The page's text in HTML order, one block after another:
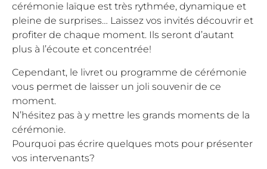
cérémonie laïque est très rythmée, dynamique et
pleine de surprises… Laissez vos invités découvrir et
profiter de chaque moment. Ils seront d’autant
plus à l’écoute et concentrée!
Cependant, le livret ou programme de cérémonie
vous permet de laisser un joli souvenir de ce
moment.
N’hésitez pas à y mettre les grands moments de la
cérémonie.
Pourquoi pas écrire quelques mots pour présenter
vos intervenants?